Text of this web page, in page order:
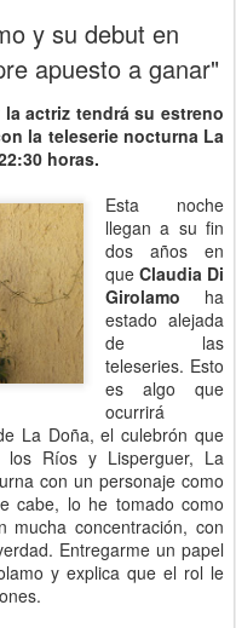
y su debut en
apuesto a ganar"
actriz tendrá su estreno
la teleserie nocturna La
horas.
Esta noche
llegan a su fin
dos años en
que Claudia Di
Girolamo ha
estado alejada
de las
teleseries. Esto
es algo que
ocurrirá
La Doña, el culebrón que
Ríos y Lisperguer, La
con un personaje como
cabe, lo he tomado como
concentración, con
Entregarme un papel
y explica que el rol le